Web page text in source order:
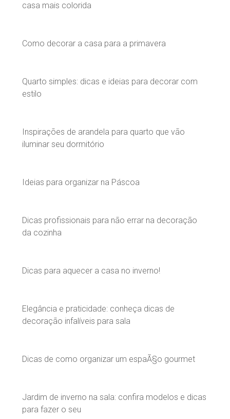
casa mais colorida
Como decorar a casa para a primavera
Quarto simples: dicas e ideias para decorar com
estilo
Inspirações de arandela para quarto que vão
iluminar seu dormitório
Ideias para organizar na Páscoa
Dicas profissionais para não errar na decoração
da cozinha
Dicas para aquecer a casa no inverno!
Elegância e praticidade: conheça dicas de
decoração infalíveis para sala
Dicas de como organizar um espaÃ§o gourmet
Jardim de inverno na sala: confira modelos e dicas
para fazer o seu